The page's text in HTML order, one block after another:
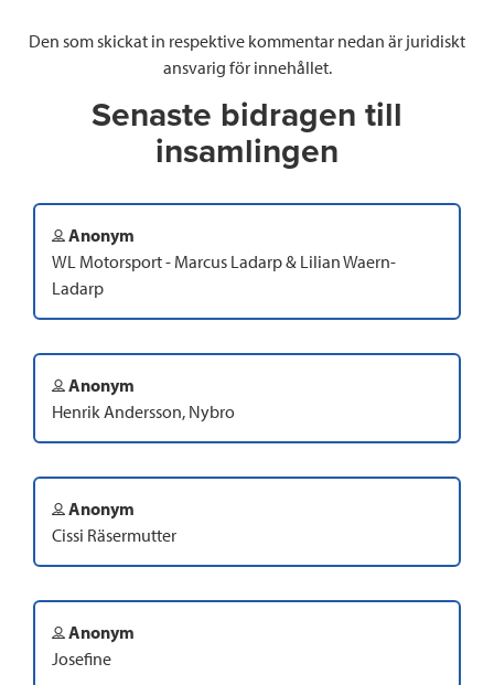
Den som skickat in respektive kommentar nedan är juridiskt
ansvarig för innehållet.
Senaste bidragen till
insamlingen
Anonym
WL Motorsport - Marcus Ladarp & Lilian Waern-
Ladarp
Anonym
Henrik Andersson, Nybro
Anonym
Cissi Räsermutter
Anonym
Josefine